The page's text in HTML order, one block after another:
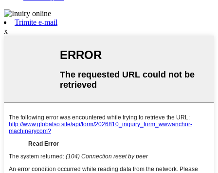
Trimite e-mail
x